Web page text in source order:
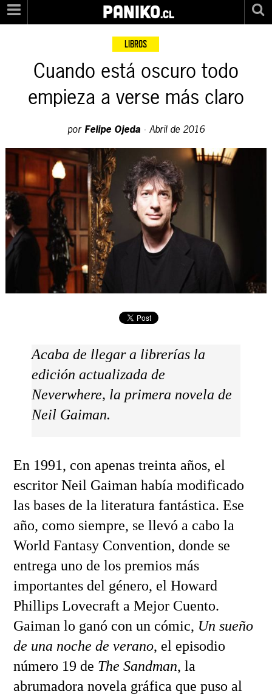
PANIKO.cl
LIBROS
Cuando está oscuro todo
empieza a verse más claro
por Felipe Ojeda· Abril de 2016
Acaba de llegar a librerías la
edición actualizada de
Neverwhere, la primera novela de
Neil Gaiman.
En 1991, con apenas treinta años, el
escritor Neil Gaiman había modificado
las bases de la literatura fantástica. Ese
año, como siempre, se llevó a cabo la
World Fantasy Convention, donde se
entrega uno de los premios más
importantes del género, el Howard
Phillips Lovecraft a Mejor Cuento.
Gaiman lo ganó con un cómic, Un sueño
de una noche de verano, el episodio
número 19 de The Sandman, la
abrumadora novela gráfica que puso al